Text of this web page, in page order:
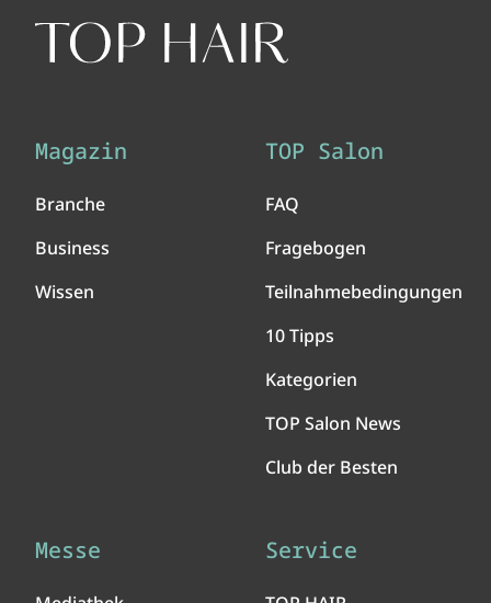
Magazin
Branche
Business
Wissen
TOP Salon
FAQ
Fragebogen
Teilnahmebedingungen
10 Tipps
Kategorien
TOP Salon News
Club der Besten
Messe Service